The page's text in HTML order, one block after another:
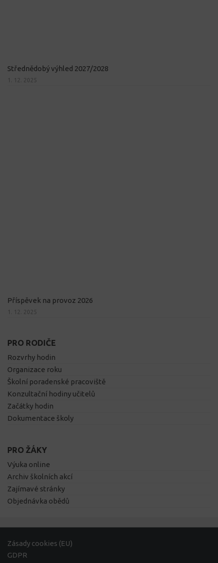
Střednědobý výhled 2027/2028
1. 12. 2025
Příspěvek na provoz 2026
1. 12. 2025
PRO RODIČE
Rozvrhy hodin
Organizace roku
Školní poradenské pracoviště
Konzultační hodiny učitelů
Začátky hodin
Dokumentace školy
PRO ŽÁKY
Výuka online
Archiv školních akcí
Zajímavé stránky
Objednávka obědů
Zásady cookies (EU)
GDPR